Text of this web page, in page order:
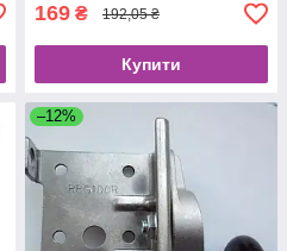
169 ₴ 192,05 ₴
Купити
–12%